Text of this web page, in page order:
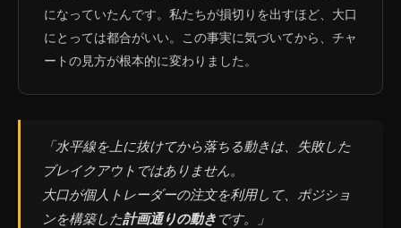
になっていたんです。私たちが損切りを出すほど、大口
にとっては都合がいい。この事実に気づいてから、チャ
ートの見方が根本的に変わりました。
「水平線を上に抜けてから落ちる動きは、失敗した
ブレイクアウトではありません。
大口が個人トレーダーの注文を利用して、ポジショ
ンを構築した計画通りの動き です。」